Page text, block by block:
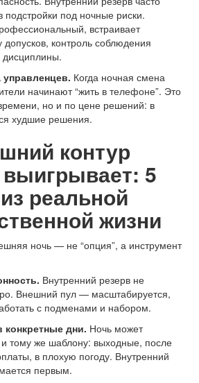
подстройки под ночные риски.
встраивает
допусков, контроль соблюдения
дисциплины.
Когда ночная смена
начинают “жить в телефоне”. Это
но и по цене решений: в
худшие решения.
контур
5
реальной
жизни
ночь — не “опция”, а инструмент
Внутренний резерв не
Внешний пул — масштабируется,
с подменами и набором.
конкретные дни. Ночь может
и тому же шаблону: выходные, после
в плохую погоду. Внутренний
первым.